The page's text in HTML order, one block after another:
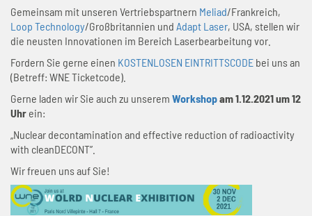
Gemeinsam mit unseren Vertriebspartnern Meliad/Frankreich,
Loop Technology/Großbritannien und Adapt Laser, USA, stellen wir
die neusten Innovationen im Bereich Laserbearbeitung vor.
Fordern Sie gerne einen KOSTENLOSEN EINTRITTSCODE bei uns an
(Betreff: WNE Ticketcode).
Gerne laden wir Sie auch zu unserem Workshopam 1.12.2021 um 12
Uhr ein:
„Nuclear decontamination and effective reduction of radioactivity
with cleanDECONT”.
Wir freuen uns auf Sie!